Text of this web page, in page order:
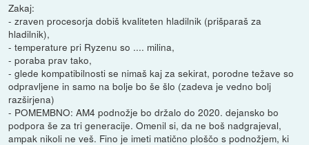
Zakaj:
- zraven procesorja dobiš kvaliteten hladilnik (prišparaš za
hladilnik),
- temperature pri Ryzenu so .... milina,
- poraba prav tako,
- glede kompatibilnosti se nimaš kaj za sekirat, porodne težave so
odpravljene in samo na bolje bo še šlo (zadeva je vedno bolj
razširjena)
- POMEMBNO: AM4 podnožje bo držalo do 2020. dejansko bo
podpora še za tri generacije. Omenil si, da ne boš nadgrajeval,
ampak nikoli ne veš. Fino je imeti matično ploščo s podnožjem, ki